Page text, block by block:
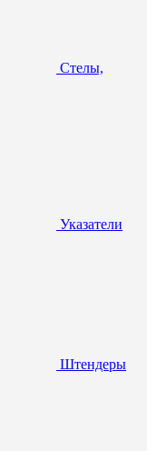
Стелы,
Указатели
Штендеры